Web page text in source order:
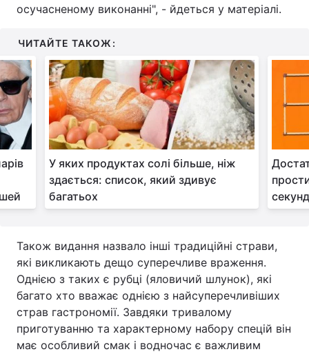
осучасненому виконанні", - йдеться у матеріалі.
ЧИТАЙТЕ ТАКОЖ:
У яких продуктах солі більше, ніж
здається: список, який здивує
багатьох
Також видання назвало інші традиційні страви,
які викликають дещо суперечливе враження.
Однією з таких є рубці (яловичий шлунок), які
багато хто вважає однією з найсуперечливіших
страв гастрономії. Завдяки тривалому
приготуванню та характерному набору спецій він
має особливий смак і водночас є важливим